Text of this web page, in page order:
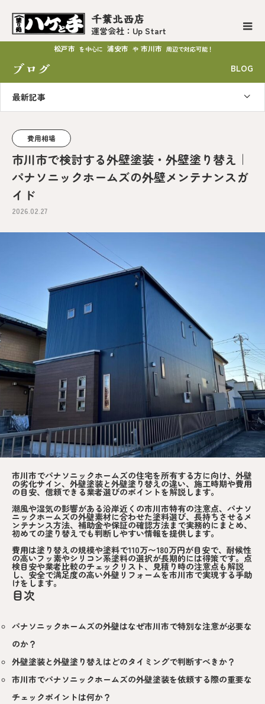
千葉北西店
運営会社：Up Start
松戸市 を中心に 浦安市 や 市川市 周辺で対応可能！
ブログ BLOG
最新記事
費用相場
市川市で検討する外壁塗装・外壁塗り替え｜
パナソニックホームズの外壁メンテナンスガ
イド
2026.02.27
市川市でパナソニックホームズの住宅を所有する方に向け、外壁
の劣化サイン、外壁塗装と外壁塗り替えの違い、施工時期や費用
の目安、信頼できる業者選びのポイントを解説します。
潮風や湿気の影響がある沿岸近くの市川市特有の注意点、パナソ
ニックホームズの外壁素材に合わせた塗料選び、長持ちさせるメ
ンテナンス方法、補助金や保証の確認方法まで実務的にまとめ、
初めての塗り替えでも判断しやすい情報を提供します。
費用は塗り替えの規模や塗料で110万〜180万円が目安で、耐候性
の高いフッ素やシリコン系塗料の選択が長期的には得策です。点
検目安や業者比較のチェックリスト、見積り時の注意点も解説
し、安全で満足度の高い外壁リフォームを市川市で実現する手助
けをします。
目次
パナソニックホームズの外壁はなぜ市川市で特別な注意が必要な
のか？
外壁塗装と外壁塗り替えはどのタイミングで判断すべきか？
市川市でパナソニックホームズの外壁塗装を依頼する際の重要な
チェックポイントは何か？